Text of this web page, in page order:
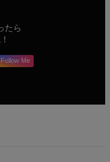
たら
Follow Me